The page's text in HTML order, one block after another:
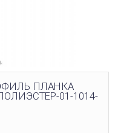
ПЛАНКА
01-1014-